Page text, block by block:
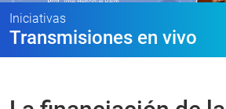
Iniciativas
Transmisiones en vivo